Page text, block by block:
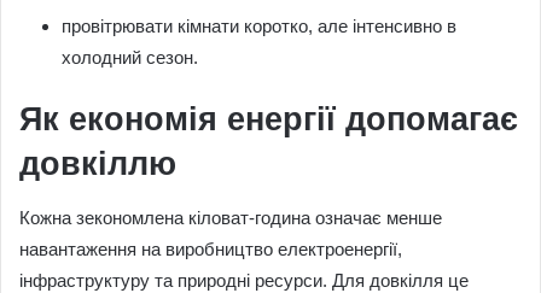
провітрювати кімнати коротко, але інтенсивно в
холодний сезон.
Як економія енергії допомагає
довкіллю
Кожна зекономлена кіловат-година означає менше
навантаження на виробництво електроенергії,
інфраструктуру та природні ресурси. Для довкілля це